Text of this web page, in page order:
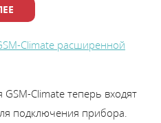
Climate расширенной
Climate теперь входят
подключения прибора.